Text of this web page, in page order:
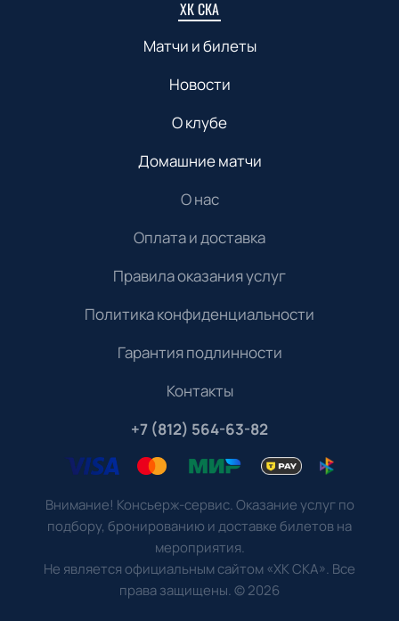
ХК СКА
Матчи и билеты
Новости
О клубе
Домашние матчи
О нас
Оплата и доставка
Правила оказания услуг
Политика конфиденциальности
Гарантия подлинности
Контакты
+7 (812) 564-63-82
Внимание! Консьерж-сервис. Оказание услуг по
подбору, бронированию и доставке билетов на
мероприятия.
Не является официальным сайтом «ХК СКА». Все
права защищены.©2026